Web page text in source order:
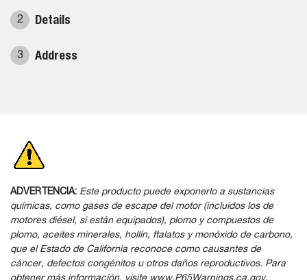
2 Details
3 Address
ADVERTENCIA: Este producto puede exponerlo a sustancias
químicas, como gases de escape del motor (incluidos los de
motores diésel, si están equipados), plomo y compuestos de
plomo, aceites minerales, hollín, ftalatos y monóxido de carbono,
que el Estado de California reconoce como causantes de
cáncer, defectos congénitos u otros daños reproductivos. Para
obtener más información, visite www.P65Warnings.ca.gov.